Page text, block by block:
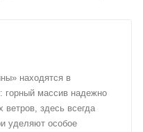
находятся в
горный массив надежно
здесь всегда
уделяют особое